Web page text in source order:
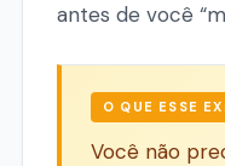
antes de você
O QUE ESSE
Você não